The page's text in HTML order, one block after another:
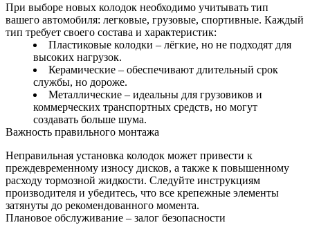
При выборе новых колодок необходимо учитывать тип
вашего автомобиля: легковые, грузовые, спортивные. Каждый
тип требует своего состава и характеристик:
Пластиковые колодки – лёгкие, но не подходят для
высоких нагрузок.
Керамические – обеспечивают длительный срок
службы, но дороже.
Металлические – идеальны для грузовиков и
коммерческих транспортных средств, но могут
создавать больше шума.
Важность правильного монтажа
Неправильная установка колодок может привести к
преждевременному износу дисков, а также к повышенному
расходу тормозной жидкости. Следуйте инструкциям
производителя и убедитесь, что все крепежные элементы
затянуты до рекомендованного момента.
Плановое обслуживание – залог безопасности